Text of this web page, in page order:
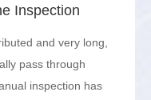
Inspection
and very long,
pass through
inspection has